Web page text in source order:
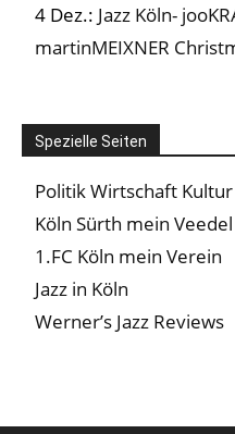
4 Dez.: Jazz Köln-
martinMEIXNER
Spezielle Seiten
Politik Wirtschaft
Köln Sürth mein Veedel
1.FC Köln mein Verein
Jazz in Köln
Werner’s Jazz Reviews